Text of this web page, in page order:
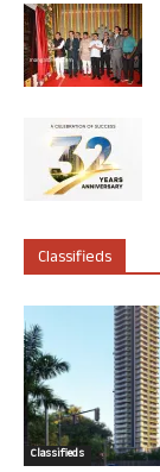
Classifieds
Classifieds